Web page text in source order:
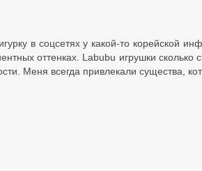
в соцсетях у какой-то корейской
оттенках. Labubu игрушки
Меня всегда привлекали существа,